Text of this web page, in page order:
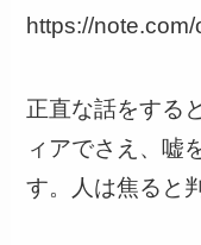
https://
正直な話をする
ィアでさえ、嘘
す。人は焦ると